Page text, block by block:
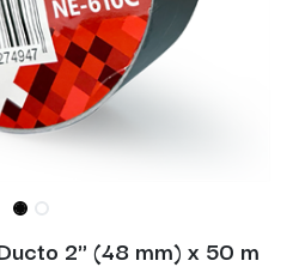
2" (48 mm) x 50 m